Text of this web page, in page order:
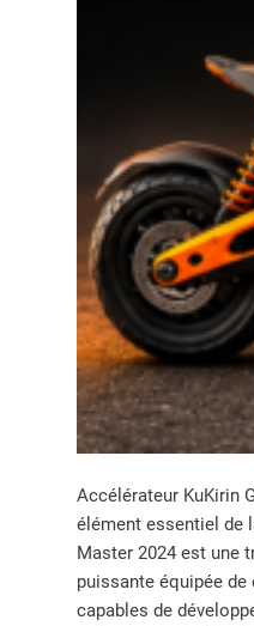
Accélérateur KuKirin
élément essentiel de
Master 2024 est une
puissante équipée de
capables de